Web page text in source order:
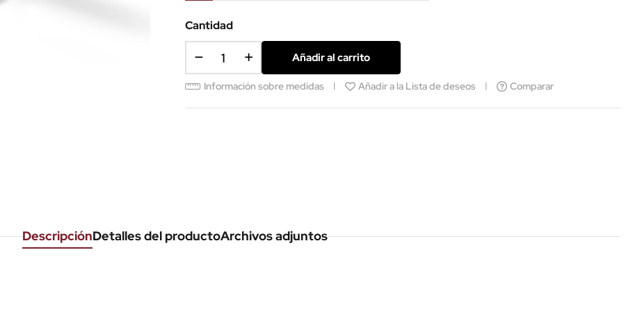
Cantidad
Añadir al carrito
Información sobre medidas Añadir a la Lista de deseos Comparar
DescripciónDetalles del productoArchivos adjuntos